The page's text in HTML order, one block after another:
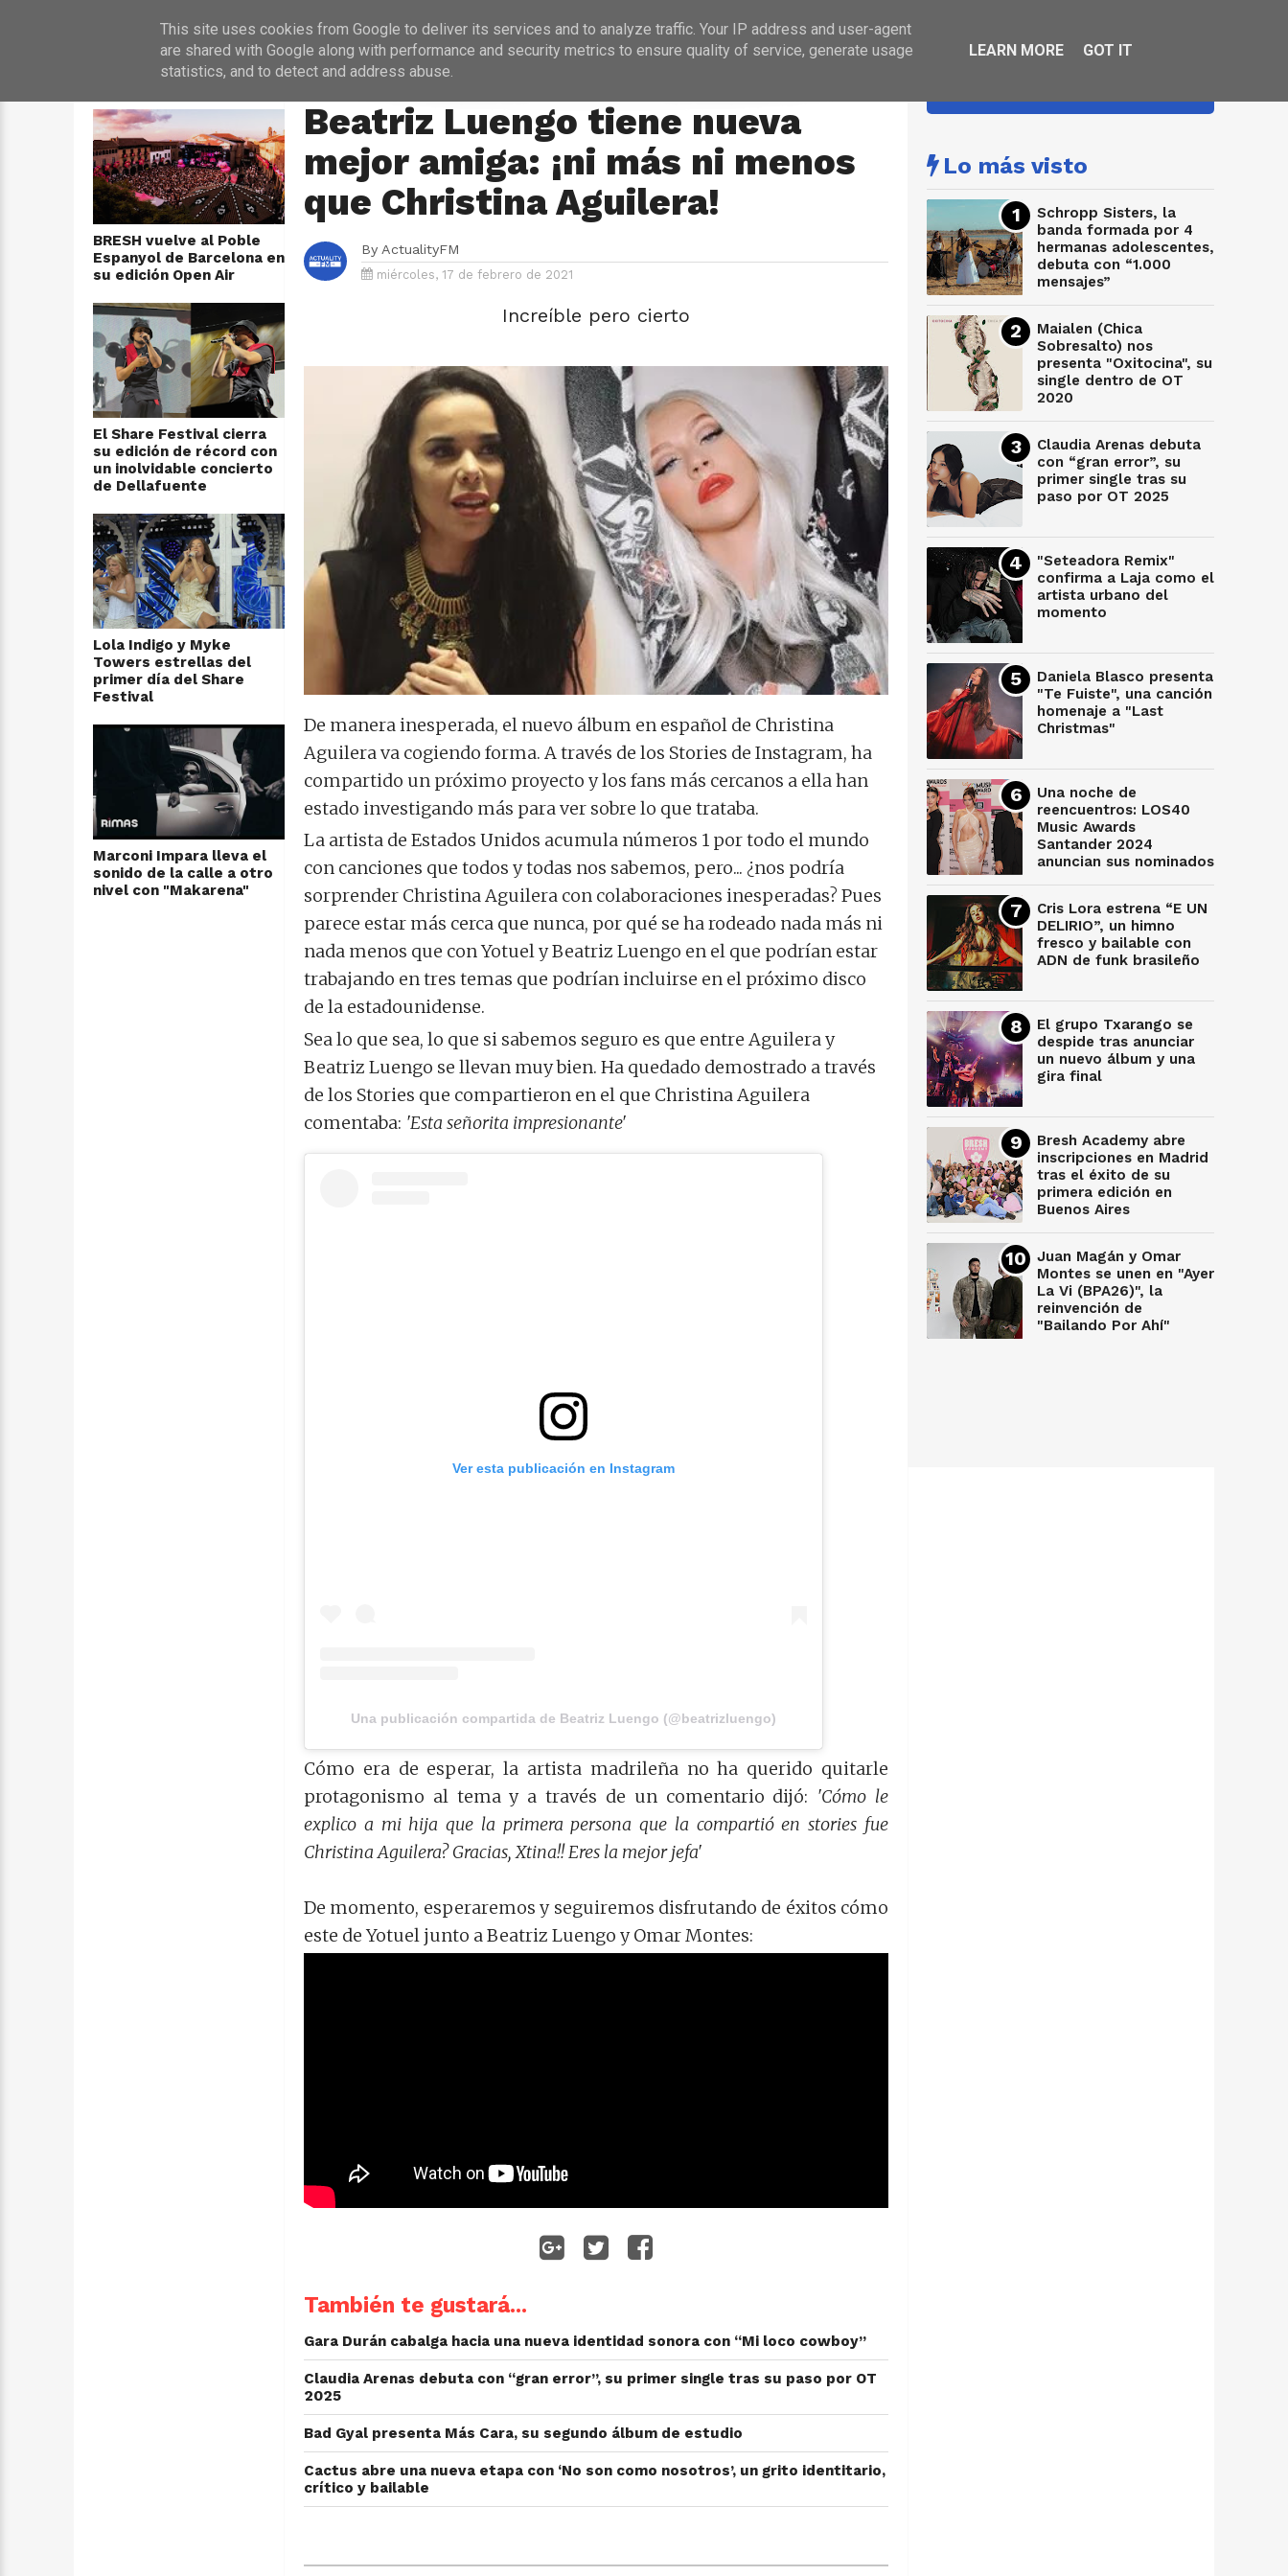
INICIO NOTICIAS PROGRAMACIÓN ENTREVISTAS
BRESH vuelve al Poble
Espanyol de Barcelona en
su edición Open Air
El Share Festival cierra
su edición de récord con
un inolvidable concierto
de Dellafuente
Lola Indigo y Myke
Towers estrellas del
primer día del Share
Festival
Marconi Impara lleva el
sonido de la calle a otro
nivel con "Makarena"
Beatriz Luengo tiene nueva
mejor amiga: ¡ni más ni menos
que Christina Aguilera!
By ActualityFM
miércoles, 17 de febrero de 2021
Increíble pero cierto
De manera inesperada, el nuevo álbum en español de Christina
Aguilera va cogiendo forma. A través de los Stories de Instagram, ha
compartido un próximo proyecto y los fans más cercanos a ella han
estado investigando más para ver sobre lo que trataba.
La artista de Estados Unidos acumula números 1 por todo el mundo
con canciones que todos y todas nos sabemos, pero... ¿nos podría
sorprender ChristinaAguilera con colaboraciones inesperadas? Pues
parece estar más cerca que nunca, por qué se ha rodeado nada más ni
nada menos que con Yotuel y Beatriz Luengo en el que podrían estar
trabajando en tres temas que podrían incluirse en el próximo disco
de la estadounidense.
Sea lo que sea, lo que si sabemos seguro es que entre Aguilera y
Beatriz Luengo se llevan muy bien. Ha quedado demostrado a través
de los Stories que compartieron en el que ChristinaAguilera
comentaba: 'Esta señorita impresionante'
Ver esta publicación en Instagram
Una publicación compartida de Beatriz Luengo (@beatrizluengo)
Cómo era de esperar, la artista madrileña no ha querido quitarle
protagonismo al tema y a través de un comentario dijó: 'Cómo le
explico a mi hija que la primera persona que la compartió en stories fue
Christina Aguilera? Gracias, Xtina!! Eres la mejor jefa'
De momento, esperaremos y seguiremos disfrutando de éxitos cómo
este de Yotuel junto a Beatriz Luengo y Omar Montes:
También te gustará...
Gara Durán cabalga hacia una nueva identidad sonora con “Mi loco cowboy”
Claudia Arenas debuta con “gran error”, su primer single tras su paso por OT
2025
Bad Gyal presenta Más Cara, su segundo álbum de estudio
Cactus abre una nueva etapa con ‘No son como nosotros’, un grito identitario,
crítico y bailable
Lo más visto
Schropp Sisters, la
banda formada por 4
hermanas adolescentes,
debuta con “1.000
mensajes”
Maialen (Chica
Sobresalto) nos
presenta "Oxitocina", su
single dentro de OT
2020
Claudia Arenas debuta
con “gran error”, su
primer single tras su
paso por OT 2025
"Seteadora Remix"
confirma a Laja como el
artista urbano del
momento
Daniela Blasco presenta
"Te Fuiste", una canción
homenaje a "Last
Christmas"
Una noche de
reencuentros: LOS40
Music Awards
Santander 2024
anuncian sus nominados
Cris Lora estrena “E UN
DELIRIO”, un himno
fresco y bailable con
ADN de funk brasileño
El grupo Txarango se
despide tras anunciar
un nuevo álbum y una
gira final
Bresh Academy abre
inscripciones en Madrid
tras el éxito de su
primera edición en
Buenos Aires
Juan Magán y Omar
Montes se unen en "Ayer
La Vi (BPA26)", la
reinvención de
"Bailando Por Ahí"
This site uses cookies from Google to deliver its services and to analyze traffic. Your IP address and user-agent
are shared with Google along with performance and security metrics to ensure quality of service, generate usage
statistics, and to detect and address abuse.
LEARN MORE GOT IT